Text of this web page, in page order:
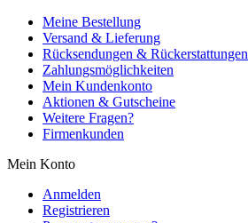
Meine Bestellung
Versand & Lieferung
Rücksendungen & Rückerstattungen
Zahlungsmöglichkeiten
Mein Kundenkonto
Aktionen & Gutscheine
Weitere Fragen?
Firmenkunden
Mein Konto
Anmelden
Registrieren